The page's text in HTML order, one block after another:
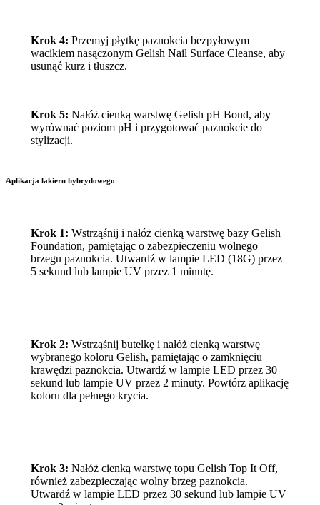
Krok 4: Przemyj płytkę paznokcia bezpyłowym
wacikiem nasączonym Gelish Nail Surface Cleanse, aby
usunąć kurz i tłuszcz.
Krok 5: Nałóż cienką warstwę Gelish pH Bond, aby
wyrównać poziom pH i przygotować paznokcie do
stylizacji.
Aplikacja lakieru hybrydowego
Krok 1: Wstrząśnij i nałóż cienką warstwę bazy Gelish
Foundation, pamiętając o zabezpieczeniu wolnego
brzegu paznokcia. Utwardź w lampie LED (18G) przez
5 sekund lub lampie UV przez 1 minutę.
Krok 2: Wstrząśnij butelkę i nałóż cienką warstwę
wybranego koloru Gelish, pamiętając o zamknięciu
krawędzi paznokcia. Utwardź w lampie LED przez 30
sekund lub lampie UV przez 2 minuty. Powtórz aplikację
koloru dla pełnego krycia.
Krok 3: Nałóż cienką warstwę topu Gelish Top It Off,
również zabezpieczając wolny brzeg paznokcia.
Utwardź w lampie LED przez 30 sekund lub lampie UV